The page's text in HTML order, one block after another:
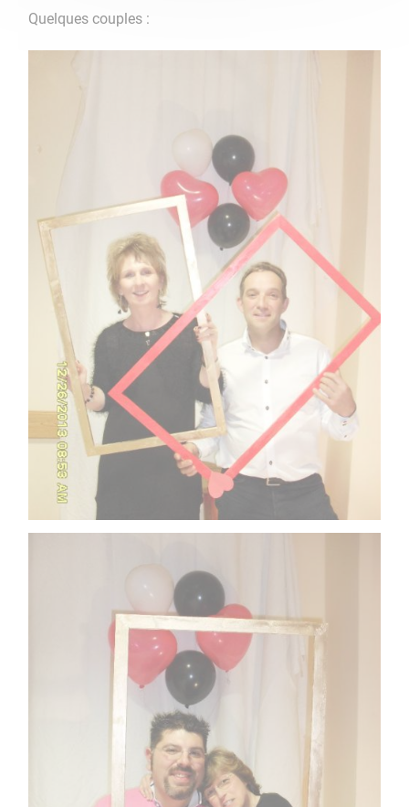
Quelques couples :